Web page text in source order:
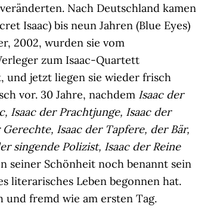
Nach Deutschland kamen
Isaac) bis neun Jahren (Blue Eyes)
2002, wurden sie vom
zum Isaac-Quartett
und jetzt liegen sie wieder frisch
vor. 30 Jahre, nachdem Isaac der
Isaac der Prachtjunge, Isaac der
Isaac der Tapfere, der Bär,
singende Polizist, Isaac der Reine
seiner Schönheit noch benannt sein
literarisches Leben begonnen hat.
fremd wie am ersten Tag.